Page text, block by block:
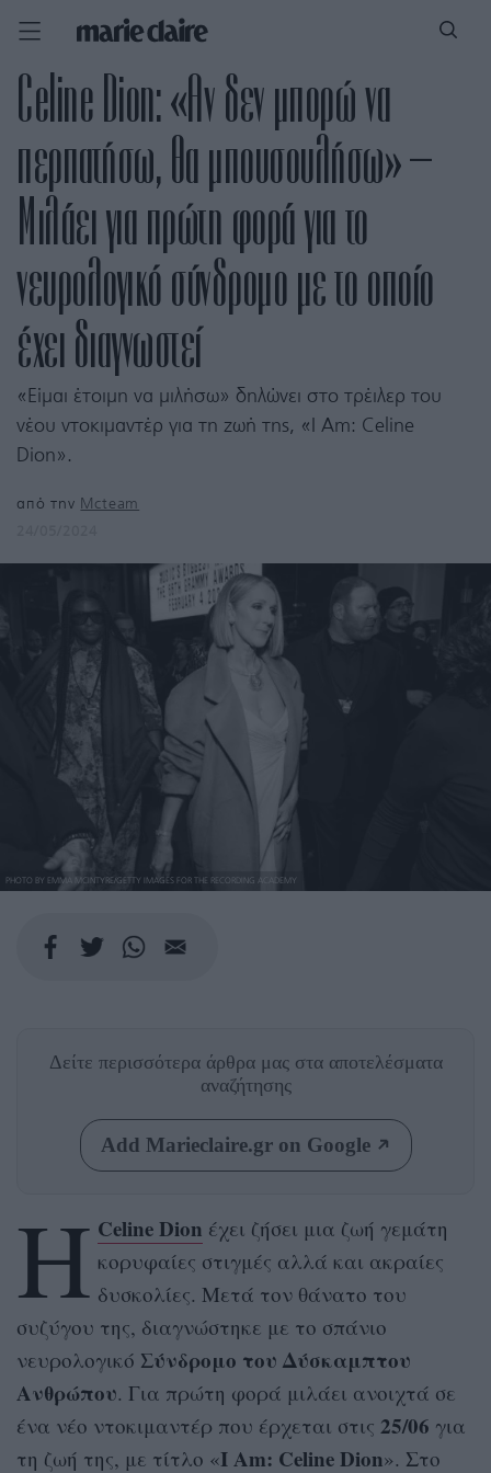
Celine Dion: «Αν δεν μπορώ να
περπατήσω, θα μπουσουλήσω» –
Μιλάει για πρώτη φορά για το
νευρολογικό σύνδρομο με το οποίο
έχει διαγνωστεί
«Είμαι έτοιμη να μιλήσω» δηλώνει στο τρέιλερ του
νέου ντοκιμαντέρ για τη ζωή της, «I Am: Celine
Dion».
από την Mcteam
PHOTO BY EMMA MCINTYRE/GETTY IMAGES FOR THE RECORDING ACADEMY
Δείτε περισσότερα άρθρα μας στα αποτελέσματα
αναζήτησης
Add Marieclaire.gr on Google
Η Celine Dion έχει ζήσει μια ζωή γεμάτη
κορυφαίες στιγμές αλλά και ακραίες
δυσκολίες. Μετά τον θάνατο του
συζύγου της, διαγνώστηκε με το σπάνιο
νευρολογικό Σύνδρομο του Δύσκαμπτου
Ανθρώπου. Για πρώτη φορά μιλάει ανοιχτά σε
ένα νέο ντοκιμαντέρ που έρχεται στις 25/06 για
τη ζωή της, με τίτλο «I Am: Celine Dion». Στο